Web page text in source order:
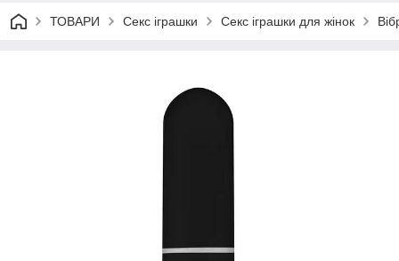
ТОВАРИ Секс іграшки Секс іграшки для жінок